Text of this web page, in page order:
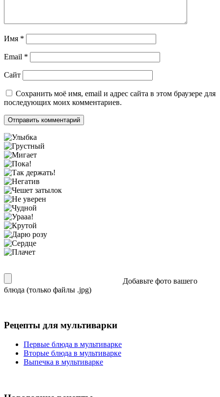
Имя *
Email *
Сайт
Сохранить моё имя, email и адрес сайта в этом браузере для
последующих моих комментариев.
Добавьте фото вашего
блюда (только файлы .jpg)
Рецепты для мультиварки
Первые блюда в мультиварке
Вторые блюда в мультиварке
Выпечка в мультиварке